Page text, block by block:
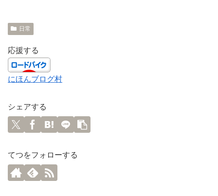
日常
応援する
にほんブログ村
シェアする
てつをフォローする